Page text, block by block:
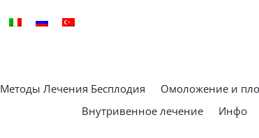
Методы Лечения Бесплодия
Омоложение и
Внутривенное лечение
Инфо